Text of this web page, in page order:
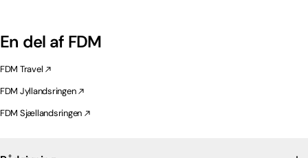
En del af FDM
FDM Travel
FDM Jyllandsringen
FDM Sjællandsringen